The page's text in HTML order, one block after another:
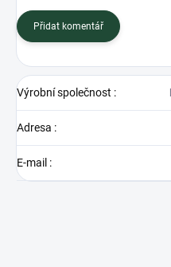
Přidat komentář
Výrobní společnost :
Adresa :
E-mail :